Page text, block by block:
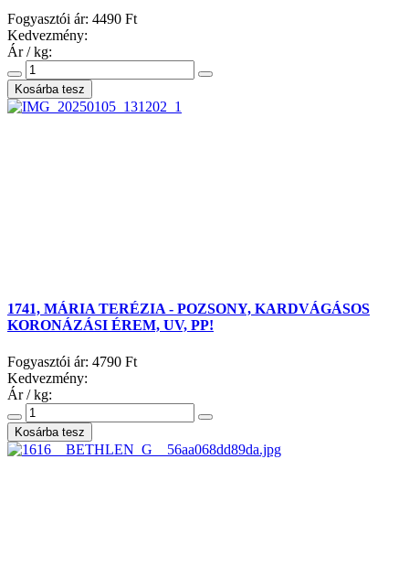
Fogyasztói ár: 4490 Ft
Kedvezmény:
Ár / kg:
1741, MÁRIA TERÉZIA - POZSONY, KARDVÁGÁSOS
KORONÁZÁSI ÉREM, UV, PP!
Fogyasztói ár: 4790 Ft
Kedvezmény:
Ár / kg: